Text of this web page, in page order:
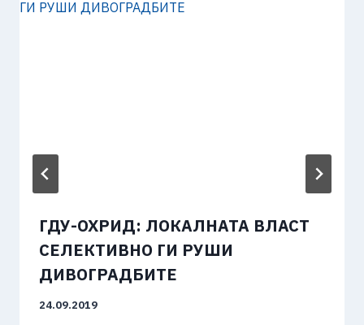
ГДУ-ОХРИД: ЛОКАЛНАТА ВЛАСТ
СЕЛЕКТИВНО ГИ РУШИ
ДИВОГРАДБИТЕ
24.09.2019